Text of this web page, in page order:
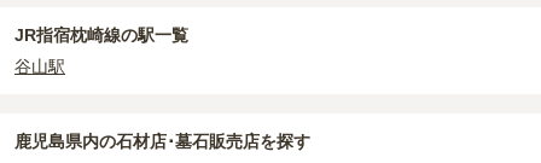
正確な費用は、区画や石材の選び方によって大きく変わるため、見
必ず確認することをおすすめします。
JR指宿枕崎線の駅一覧
谷山駅
鹿児島県内の石材店･墓石販売店を探す